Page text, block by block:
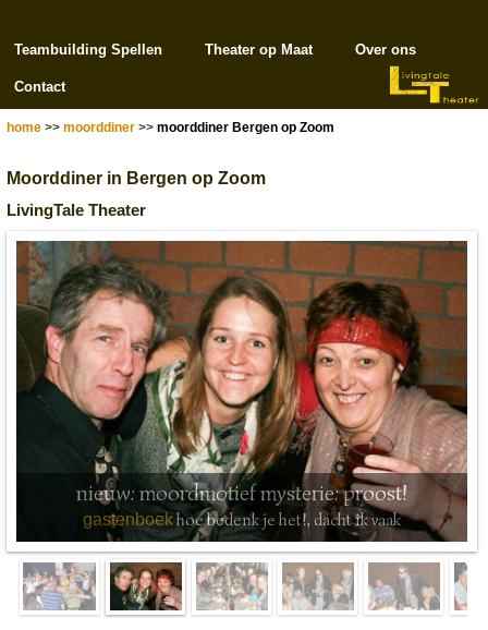
Teambuilding Spellen Theater op Maat Over ons
Contact
home >> moorddiner >> moorddiner Bergen op Zoom
Moorddiner in Bergen op Zoom
LivingTale Theater
nieuw: moordmotief mysterie: proost!
gastenboekhoe bedenk je het!, dacht ik vaak